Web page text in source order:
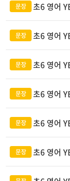
초6 영어
초6 영어
초6 영어
초6 영어
초6 영어
초6 영어